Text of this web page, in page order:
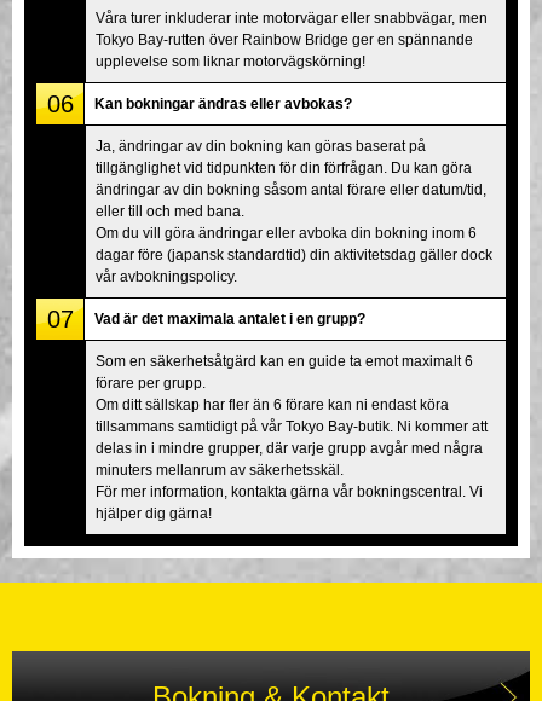
Våra turer inkluderar inte motorvägar eller snabbvägar, men
Tokyo Bay-rutten över Rainbow Bridge ger en spännande
upplevelse som liknar motorvägskörning!
06 Kan bokningar ändras eller avbokas?
Ja, ändringar av din bokning kan göras baserat på
tillgänglighet vid tidpunkten för din förfrågan. Du kan göra
ändringar av din bokning såsom antal förare eller datum/tid,
eller till och med bana.
Om du vill göra ändringar eller avboka din bokning inom 6
dagar före (japansk standardtid) din aktivitetsdag gäller dock
vår avbokningspolicy.
07 Vad är det maximala antalet i en grupp?
Som en säkerhetsåtgärd kan en guide ta emot maximalt 6
förare per grupp.
Om ditt sällskap har fler än 6 förare kan ni endast köra
tillsammans samtidigt på vår Tokyo Bay-butik. Ni kommer att
delas in i mindre grupper, där varje grupp avgår med några
minuters mellanrum av säkerhetsskäl.
För mer information, kontakta gärna vår bokningscentral. Vi
hjälper dig gärna!